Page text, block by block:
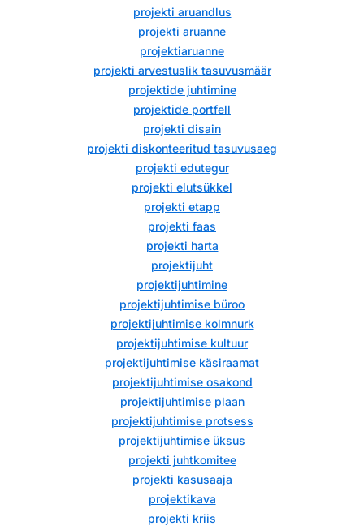
projekti aruandlus
projekti aruanne
projektiaruanne
projekti arvestuslik tasuvusmäär
projektide juhtimine
projektide portfell
projekti disain
projekti diskonteeritud tasuvusaeg
projekti edutegur
projekti elutsükkel
projekti etapp
projekti faas
projekti harta
projektijuht
projektijuhtimine
projektijuhtimise büroo
projektijuhtimise kolmnurk
projektijuhtimise kultuur
projektijuhtimise käsiraamat
projektijuhtimise osakond
projektijuhtimise plaan
projektijuhtimise protsess
projektijuhtimise üksus
projekti juhtkomitee
projekti kasusaaja
projektikava
projekti kriis